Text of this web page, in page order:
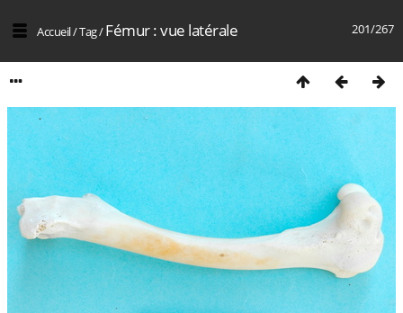
201/267
Accueil/Tag/Fémur : vue latérale